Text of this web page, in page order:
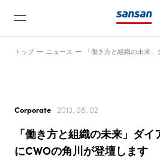
ニュース
トップ ニュース
Corporate 2013. 08. 02
「働き方と組織の未来」ダ
にCWOの角川が登壇します